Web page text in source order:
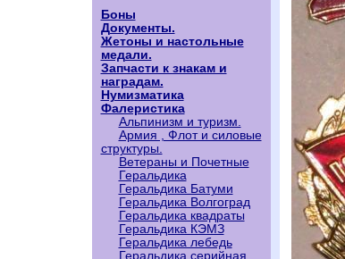
Боны
Документы.
Жетоны и настольные
медали.
Запчасти к знакам и
наградам.
Нумизматика
Фалеристика
Альпинизм и туризм.
Армия , Флот и силовые
структуры.
Ветераны и Почетные
Геральдика
Геральдика Батуми
Геральдика Волгоград
Геральдика квадраты
Геральдика КЭМЗ
Геральдика лебедь
Геральдика серийная